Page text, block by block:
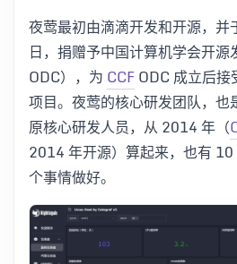
夜莺最初由滴滴开发和开源，
日，捐赠予中国计算机学会开源
ODC），为 CCF ODC 成立后
项目。夜莺的核心研发团队，也
原核心研发人员，从 2014 年（
2014 年开源）算起来，也有
个事情做好。